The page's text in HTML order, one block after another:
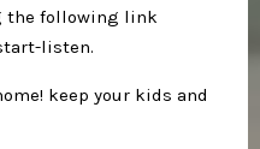
the following link
listen.
keep your kids and